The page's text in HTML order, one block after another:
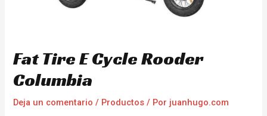
Fat Tire E Cycle Rooder
Columbia
Deja un comentario / Productos / Por juanhugo.com